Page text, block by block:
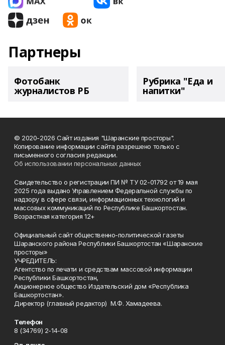
Партнеры
Фотобанк
журналистов РБ
Рубрика "Еда и
напитки"
© 2020-2026 Сайт издания "Шаранские просторы".
Копирование информации сайта разрешено только с
письменного согласия редакции.
Об использовании персональных данных
Свидетельство о регистрации ПИ № ТУ 02-01792 от 19 мая
2025 года выдано Управлением Федеральной службы по
надзору в сфере связи, информационных технологий и
массовых коммуникаций по Республике Башкортостан.
Возрастная категория 12+
Официальный сайт общественно-политической газеты
Шаранского района Республики Башкортостан «Шаранские
просторы»
УЧРЕДИТЕЛЬ:
Агентство по печати и средствам массовой информации
Республики Башкортостан,
Акционерное общество Издательский дом «Республика
Башкортостан».
Директор (главный редактор) М.Ф. Хамадеева.
Телефон
8 (34769) 2-14-08